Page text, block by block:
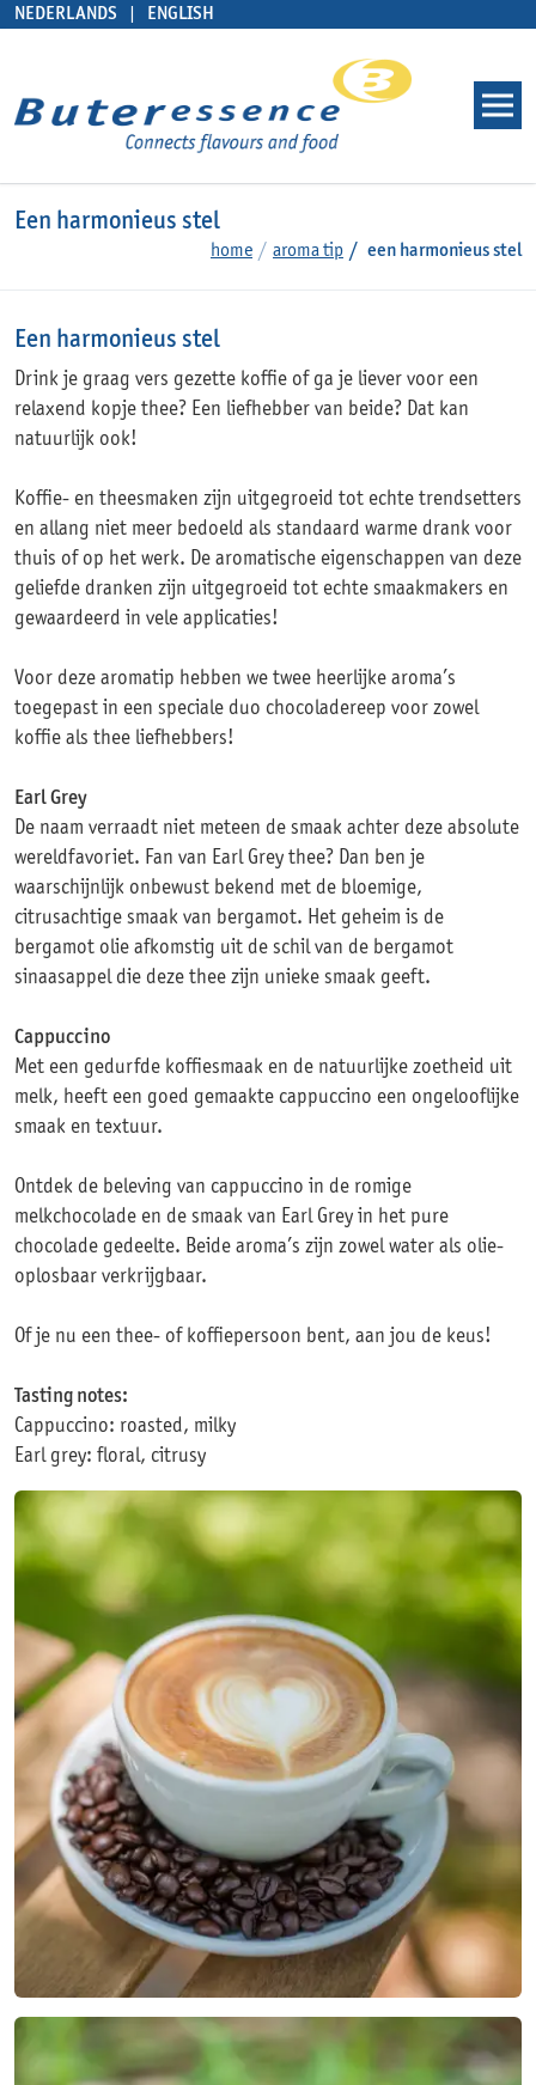
NEDERLANDS ENGLISH
Een harmonieus stel
home aroma tip een harmonieus stel
Een harmonieus stel
Drink je graag vers gezette koffie of ga je liever voor een
relaxend kopje thee? Een liefhebber van beide? Dat kan
natuurlijk ook!
Koffie- en theesmaken zijn uitgegroeid tot echte trendsetters
en allang niet meer bedoeld als standaard warme drank voor
thuis of op het werk. De aromatische eigenschappen van deze
geliefde dranken zijn uitgegroeid tot echte smaakmakers en
gewaardeerd in vele applicaties!
Voor deze aromatip hebben we twee heerlijke aroma’s
toegepast in een speciale duo chocoladereep voor zowel
koffie als thee liefhebbers!
Earl Grey
De naam verraadt niet meteen de smaak achter deze absolute
wereldfavoriet. Fan van Earl Grey thee? Dan ben je
waarschijnlijk onbewust bekend met de bloemige,
citrusachtige smaak van bergamot. Het geheim is de
bergamot olie afkomstig uit de schil van de bergamot
sinaasappel die deze thee zijn unieke smaak geeft.
Cappuccino
Met een gedurfde koffiesmaak en de natuurlijke zoetheid uit
melk, heeft een goed gemaakte cappuccino een ongelooflijke
smaak en textuur.
Ontdek de beleving van cappuccino in de romige
melkchocolade en de smaak van Earl Grey in het pure
chocolade gedeelte. Beide aroma’s zijn zowel water als olie-
oplosbaar verkrijgbaar.
Of je nu een thee- of koffiepersoon bent, aan jou de keus!
Tasting notes:
Cappuccino: roasted, milky
Earl grey: floral, citrusy